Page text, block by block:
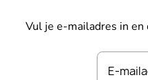
Vul je e-mailadres in en
E-